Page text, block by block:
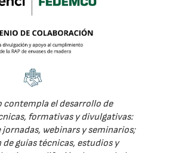
contempla el desarrollo de
formativas y divulgativas:
webinars y seminarios;
guías técnicas, estudios y